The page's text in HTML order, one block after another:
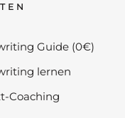
Guide (0€)
lernen
Coaching